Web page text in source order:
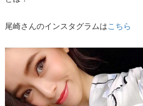
尾崎さんのインスタグラムはこちら